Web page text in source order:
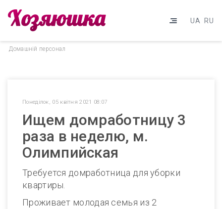
UA RU
Домашнiй персонал
Понеділок, 05 квітня 2021 08:07
Ищем домработницу 3
раза в неделю, м.
Олимпийская
Требуется домработница для уборки
квартиры.
Проживает молодая семья из 2